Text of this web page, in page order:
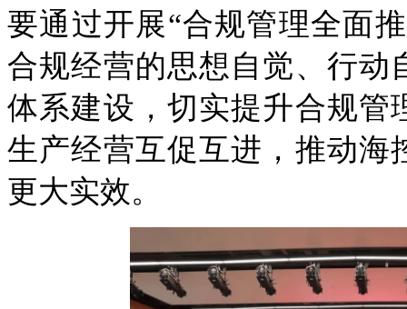
要通过开展“合规管理全面
合规经营的思想自觉、行动
体系建设，切实提升合规管
生产经营互促互进，推动海
更大实效。